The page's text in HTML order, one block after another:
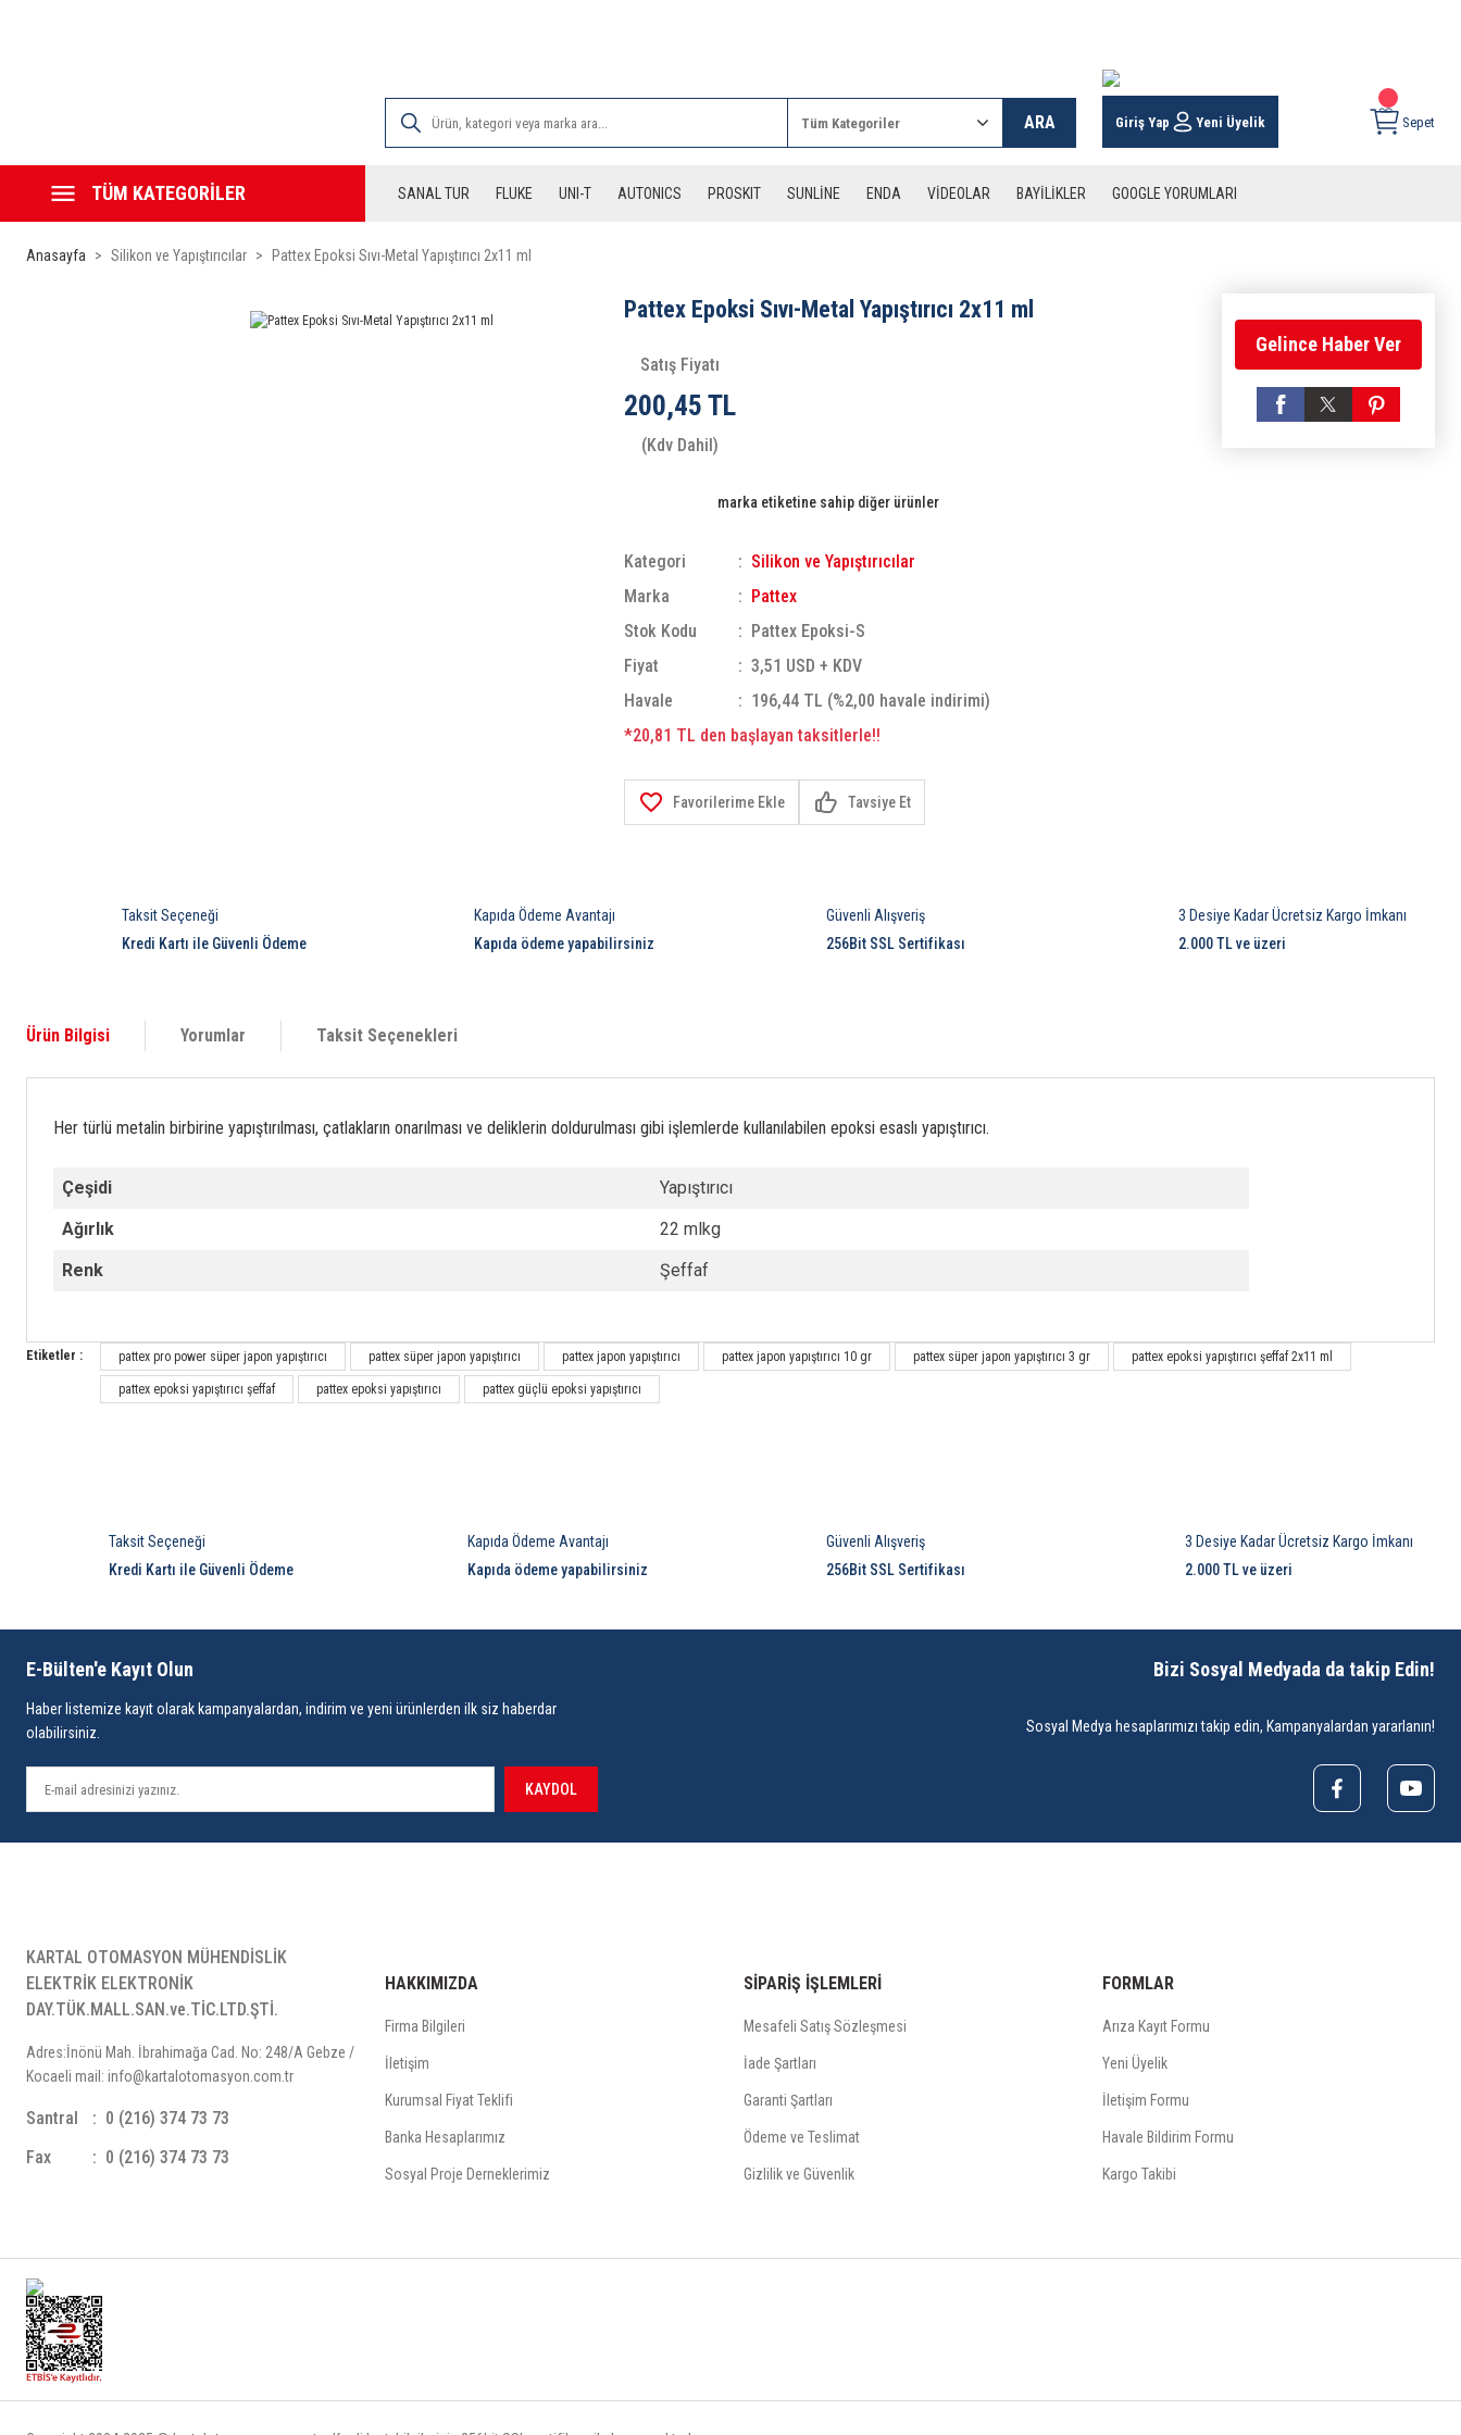
ARA Giriş Yap Yeni Üyelik Sepet
TÜM KATEGORİLER SANAL TUR FLUKE UNI-T AUTONICS PROSKIT SUNLİNE ENDA VİDEOLAR BAYİLİKLER GOOGLE YORUMLARI
Anasayfa Silikon ve Yapıştırıcılar Pattex Epoksi Sıvı-Metal Yapıştırıcı 2x11 ml
Pattex Epoksi Sıvı-Metal Yapıştırıcı 2x11 ml
Satış Fiyatı
200,45 TL
(Kdv Dahil)
marka etiketine sahip diğer ürünler
Kategori
Silikon ve Yapıştırıcılar
Marka
Pattex
Stok Kodu
Pattex Epoksi-S
Fiyat
3,51 USD + KDV
Havale
196,44 TL (%2,00 havale indirimi)
*20,81 TL den başlayan taksitlerle!!
Tavsiye Et
Gelince Haber Ver
3 Desiye Kadar Ücretsiz Kargo İmkanı
2.000 TL ve üzeri
Kapıda Ödeme Avantajı
Kapıda ödeme yapabilirsiniz
Güvenli Alışveriş
256Bit SSL Sertifikası
Taksit Seçeneği
Kredi Kartı ile Güvenli Ödeme
Ürün Bilgisi Yorumlar Taksit Seçenekleri
Her türlü metalin birbirine yapıştırılması, çatlakların onarılması ve deliklerin doldurulması gibi işlemlerde kullanılabilen epoksi esaslı yapıştırıcı.
Çeşidi
Yapıştırıcı
Ağırlık
22 mlkg
Renk
Şeffaf
Etiketler : pattex pro power süper japon yapıştırıcı pattex süper japon yapıştırıcı pattex japon yapıştırıcı pattex japon yapıştırıcı 10 gr pattex süper japon yapıştırıcı 3 gr pattex epoksi yapıştırıcı şeffaf 2x11 ml
pattex epoksi yapıştırıcı şeffaf pattex epoksi yapıştırıcı pattex güçlü epoksi yapıştırıcı
3 Desiye Kadar Ücretsiz Kargo İmkanı
2.000 TL ve üzeri
Kapıda Ödeme Avantajı
Kapıda ödeme yapabilirsiniz
Güvenli Alışveriş
256Bit SSL Sertifikası
Taksit Seçeneği
Kredi Kartı ile Güvenli Ödeme
E-Bülten'e Kayıt Olun
Haber listemize kayıt olarak kampanyalardan, indirim ve yeni ürünlerden ilk siz haberdar
olabilirsiniz.
KAYDOL
Bizi Sosyal Medyada da takip Edin!
Sosyal Medya hesaplarımızı takip edin, Kampanyalardan yararlanın!
KARTAL OTOMASYON MÜHENDİSLİK
ELEKTRİK ELEKTRONİK
DAY.TÜK.MALL.SAN.ve.TİC.LTD.ŞTİ.
Adres:İnönü Mah. İbrahimağa Cad. No: 248/A Gebze /
Kocaeli mail: info@kartalotomasyon.com.tr
Santral
0 (216) 374 73 73
Fax
0 (216) 374 73 73
HAKKIMIZDA
Firma Bilgileri
İletişim
Kurumsal Fiyat Teklifi
Banka Hesaplarımız
Sosyal Proje Derneklerimiz
SİPARİŞ İŞLEMLERİ
Mesafeli Satış Sözleşmesi
İade Şartları
Garanti Şartları
Ödeme ve Teslimat
Gizlilik ve Güvenlik
FORMLAR
Arıza Kayıt Formu
Yeni Üyelik
İletişim Formu
Havale Bildirim Formu
Kargo Takibi